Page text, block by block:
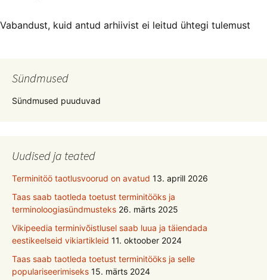
Vabandust, kuid antud arhiivist ei leitud ühtegi tulemust
Sündmused
Sündmused puuduvad
Uudised ja teated
Terminitöö taotlusvoorud on avatud 13. aprill 2026
Taas saab taotleda toetust terminitööks ja
terminoloogiasündmusteks 26. märts 2025
Vikipeedia terminivõistlusel saab luua ja täiendada
eestikeelseid vikiartikleid 11. oktoober 2024
Taas saab taotleda toetust terminitööks ja selle
populariseerimiseks 15. märts 2024